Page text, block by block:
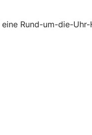
Rund-um-die-